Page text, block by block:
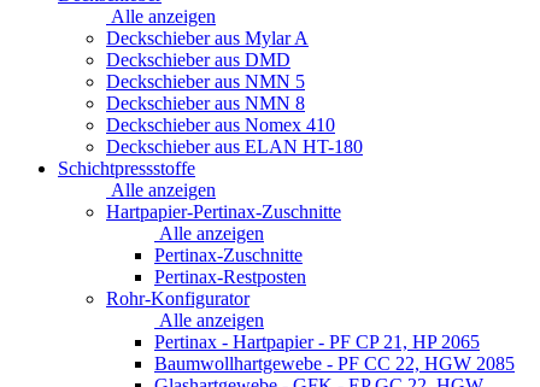
Alle anzeigen
Deckschieber aus Mylar A
Deckschieber aus DMD
Deckschieber aus NMN 5
Deckschieber aus NMN 8
Deckschieber aus Nomex 410
Deckschieber aus ELAN HT-180
Schichtpressstoffe
Alle anzeigen
Hartpapier-Pertinax-Zuschnitte
Alle anzeigen
Pertinax-Zuschnitte
Pertinax-Restposten
Rohr-Konfigurator
Alle anzeigen
Pertinax - Hartpapier - PF CP 21, HP 2065
Baumwollhartgewebe - PF CC 22, HGW 2085